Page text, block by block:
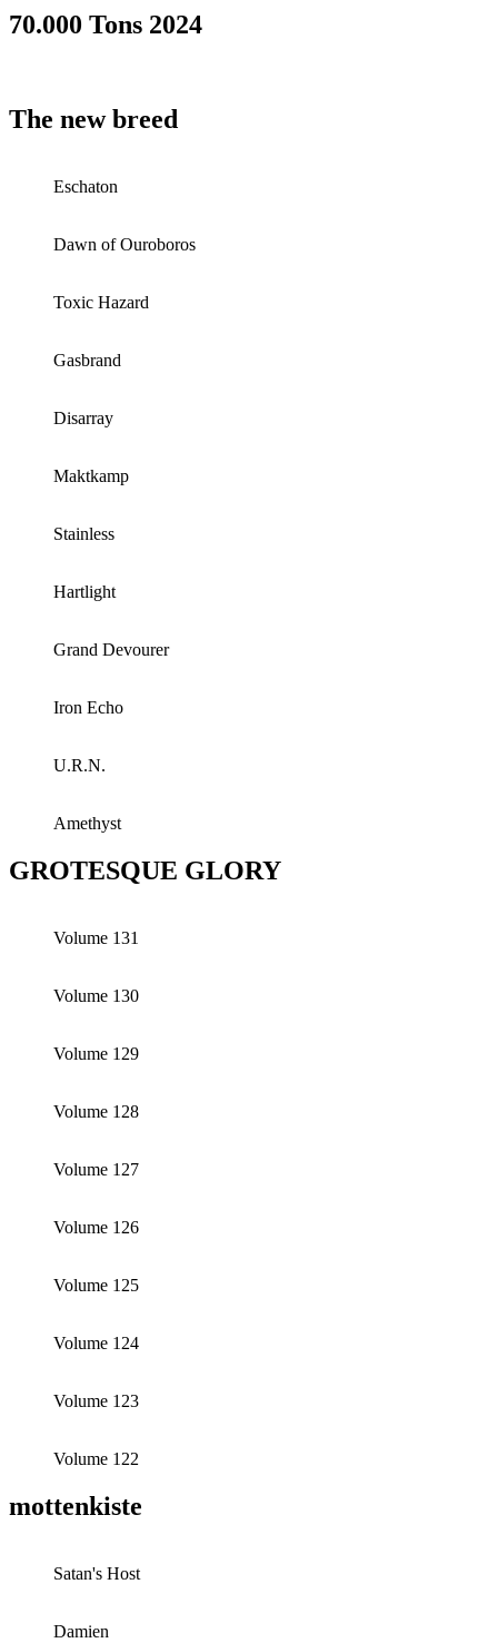
70.000 Tons 2024
The new breed
Eschaton
Dawn of Ouroboros
Toxic Hazard
Gasbrand
Disarray
Maktkamp
Stainless
Hartlight
Grand Devourer
Iron Echo
U.R.N.
Amethyst
GROTESQUE GLORY
Volume 131
Volume 130
Volume 129
Volume 128
Volume 127
Volume 126
Volume 125
Volume 124
Volume 123
Volume 122
mottenkiste
Satan's Host
Damien